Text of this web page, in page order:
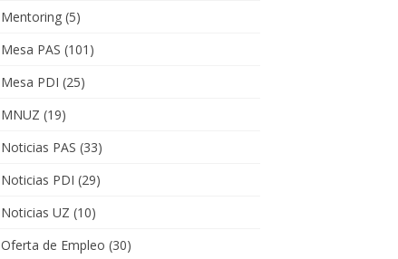
Mentoring(5)
Mesa PAS (101)
Mesa PDI (25)
MNUZ (19)
Noticias PAS (33)
Noticias PDI (29)
Noticias UZ (10)
Oferta de Empleo (30)